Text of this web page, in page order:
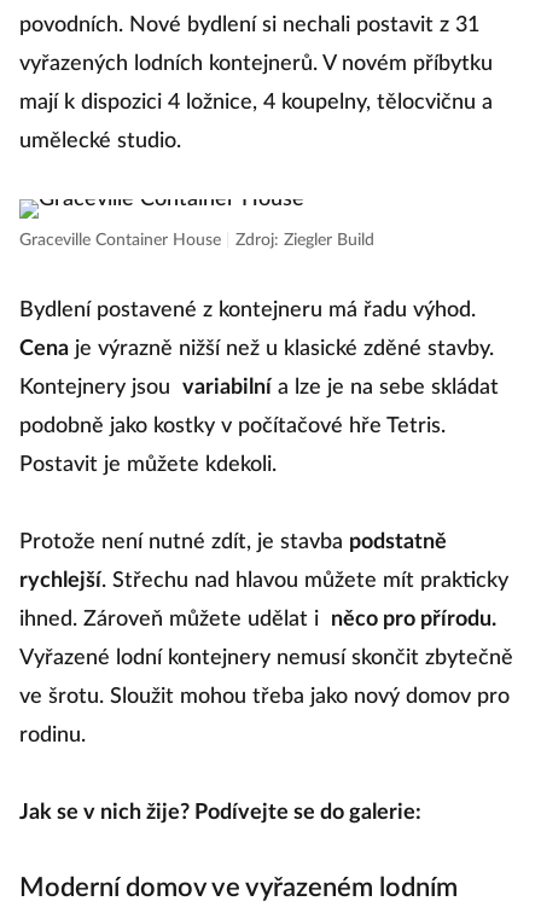
povodních. Nové bydlení si nechali postavit z 31
vyřazených lodních kontejnerů. V novém příbytku
mají k dispozici 4 ložnice, 4 koupelny, tělocvičnu a
umělecké studio.
Graceville Container House Zdroj: Ziegler Build
Bydlení postavené z kontejneru má řadu výhod.
Cena je výrazně nižší než u klasické zděné stavby.
Kontejnery jsou
variabilní a lze je na sebe skládat
podobně jako kostky v počítačové hře Tetris.
Postavit je můžete kdekoli.
Protože není nutné zdít, je stavba podstatně
rychlejší. Střechu nad hlavou můžete mít prakticky
ihned. Zároveň můžete udělat i
něco pro přírodu.
Vyřazené lodní kontejnery nemusí skončit zbytečně
ve šrotu. Sloužit mohou třeba jako nový domov pro
rodinu.
Jak se v nich žije? Podívejte se do galerie:
Moderní domov ve vyřazeném lodním